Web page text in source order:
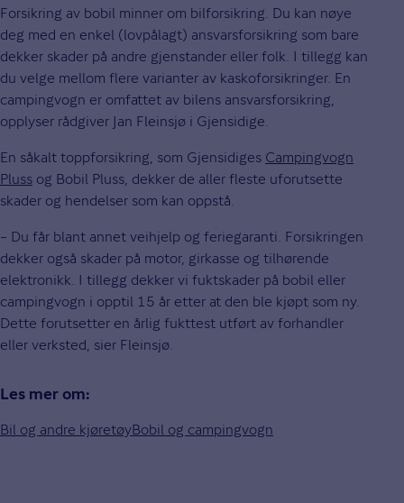
Forsikring av bobil minner om bilforsikring. Du kan nøye
deg med en enkel (lovpålagt) ansvarsforsikring som bare
dekker skader på andre gjenstander eller folk. I tillegg kan
du velge mellom flere varianter av kaskoforsikringer. En
campingvogn er omfattet av bilens ansvarsforsikring,
opplyser rådgiver Jan Fleinsjø i Gjensidige.
En såkalt toppforsikring, som Gjensidiges Campingvogn
Pluss og Bobil Pluss, dekker de aller fleste uforutsette
skader og hendelser som kan oppstå.
– Du får blant annet veihjelp og feriegaranti. Forsikringen
dekker også skader på motor, girkasse og tilhørende
elektronikk. I tillegg dekker vi fuktskader på bobil eller
campingvogn i opptil 15 år etter at den ble kjøpt som ny.
Dette forutsetter en årlig fukttest utført av forhandler
eller verksted, sier Fleinsjø.
Les mer om:
Bil og andre kjøretøyBobil og campingvogn